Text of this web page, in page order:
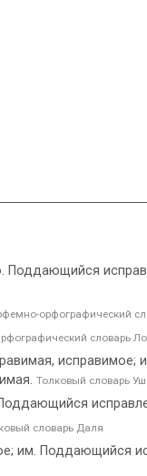
Поддающийся
орфографический
словарь
исправимое;
Толковый словарь
словарь Даля
им. Поддающийся